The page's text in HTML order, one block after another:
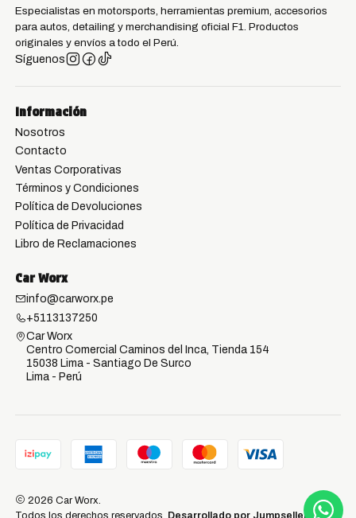
Especialistas en motorsports, herramientas premium, accesorios
para autos, detailing y merchandising oficial F1. Productos
originales y envíos a todo el Perú.
Síguenos
Información
Nosotros
Contacto
Ventas Corporativas
Términos y Condiciones
Política de Devoluciones
Política de Privacidad
Libro de Reclamaciones
Car Worx
info@carworx.pe
+5113137250
Car Worx
Centro Comercial Caminos del Inca, Tienda 154
15038 Lima - Santiago De Surco
Lima - Perú
2026 Car Worx.